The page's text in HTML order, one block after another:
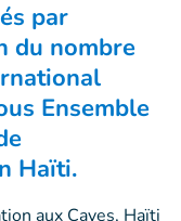
par
du nombre
Ensemble
Haïti.